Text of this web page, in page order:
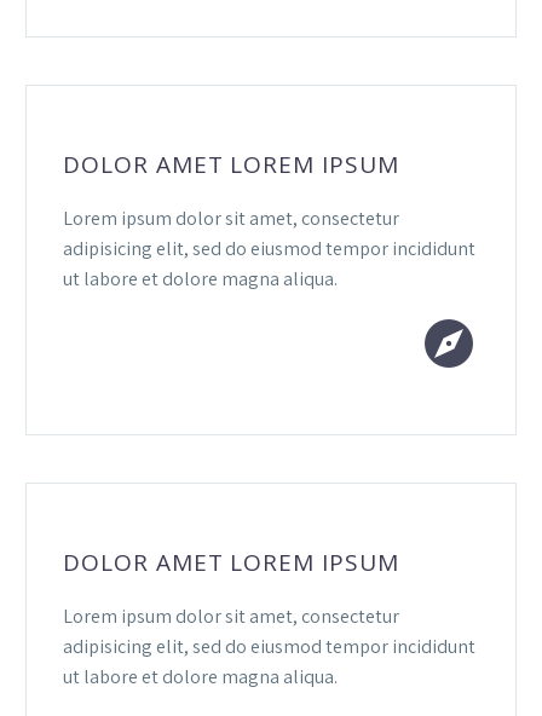
DOLOR AMET LOREM IPSUM
Lorem ipsum dolor sit amet, consectetur
adipisicing elit, sed do eiusmod tempor incididunt
ut labore et dolore magna aliqua.


DOLOR AMET LOREM IPSUM
Lorem ipsum dolor sit amet, consectetur
adipisicing elit, sed do eiusmod tempor incididunt
ut labore et dolore magna aliqua.